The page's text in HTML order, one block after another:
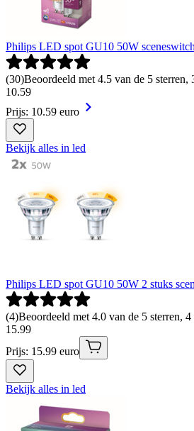
Philips LED spot GU10 50W sceneswitch
(30)Beoordeeld met 4.5 van de 5 sterren,
10.59
Prijs: 10.59 euro
Bekijk alles in led
Philips LED spot GU10 50W 2 stuks
(4)Beoordeeld met 4.0 van de 5 sterren,
15.99
Prijs: 15.99 euro
Bekijk alles in led